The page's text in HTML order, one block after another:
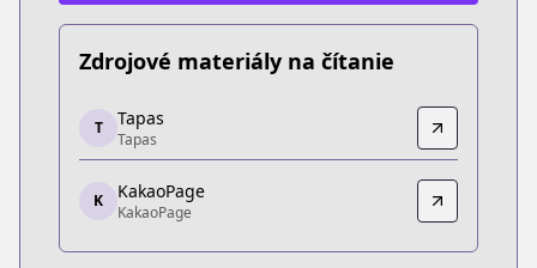
Zdrojové materiály na čítanie
Tapas
Tapas
https://tapas.io/series/barbarian-quest/info
KakaoPage
KakaoPage
https://page.kakao.com/home?seriesId=57943457
T Tapas
Tapas
K KakaoPage
KakaoPage